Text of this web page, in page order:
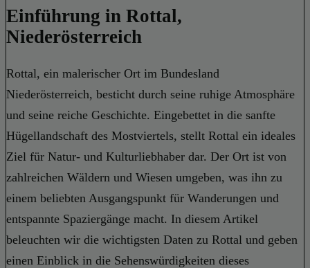
Einführung in Rottal,
Niederösterreich
Rottal, ein malerischer Ort im Bundesland
Niederösterreich, besticht durch seine ruhige Atmosphäre
und seine reiche Geschichte. Eingebettet in die sanfte
Hügellandschaft des Mostviertels, stellt Rottal ein ideales
Ziel für Natur- und Kulturliebhaber dar. Der Ort ist von
zahlreichen Wäldern und Wiesen umgeben, was ihn zu
einem beliebten Ausgangspunkt für Wanderungen und
entspannte Spaziergänge macht. In diesem Artikel
beleuchten wir die wichtigsten Daten zu Rottal und geben
einen Einblick in die Sehenswürdigkeiten dieses